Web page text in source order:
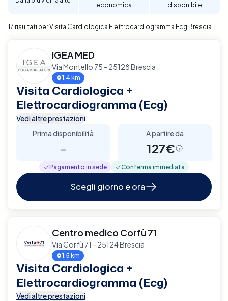
economica
disponibile
17 risultati per Visita Cardiologica Elettrocardiogramma Ecg Brescia
IGEA MED
Via Montello 75 - 25128 Brescia
1.4 km
Visita Cardiologica +
Elettrocardiogramma (Ecg)
Vedi altre prestazioni
Prima disponibilità
-
A partire da
127€
Pagamento in sede Conferma immediata
Scegli giorno e ora
Centro medico Corfù 71
Via Corfù 71 - 25124 Brescia
1.5 km
Visita Cardiologica +
Elettrocardiogramma (Ecg)
Vedi altre prestazioni